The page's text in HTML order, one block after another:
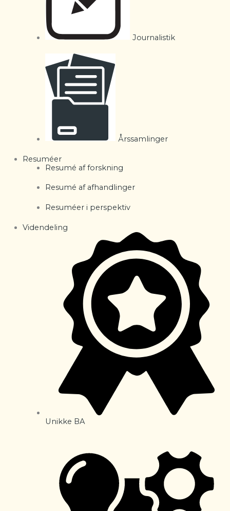
Journalistik
Årssamlinger
Resuméer
Resumé af forskning
Resumé af afhandlinger
Resuméer i perspektiv
Videndeling
Unikke BA